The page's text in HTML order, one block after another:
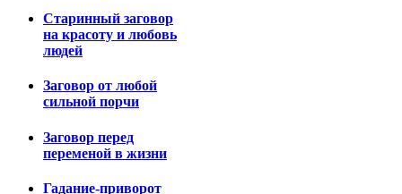
Старинный заговор
на красоту и любовь
людей
Заговор от любой
сильной порчи
Заговор перед
переменой в жизни
Гадание-приворот